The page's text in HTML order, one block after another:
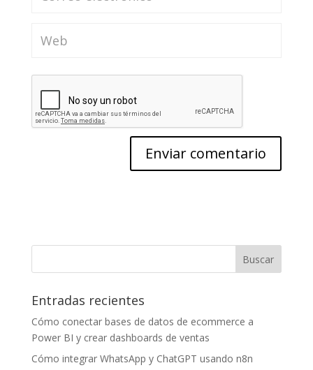
Entradas recientes
Cómo conectar bases de datos de ecommerce a
Power BI y crear dashboards de ventas
Cómo integrar WhatsApp y ChatGPT usando n8n